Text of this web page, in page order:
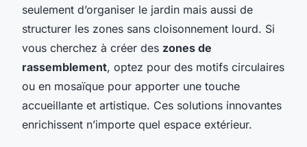
seulement d’organiser le jardin mais aussi de
structurer les zones sans cloisonnement lourd. Si
vous cherchez à créer des zones de
rassemblement, optez pour des motifs circulaires
ou en mosaïque pour apporter une touche
accueillante et artistique. Ces solutions innovantes
enrichissent n’importe quel espace extérieur.